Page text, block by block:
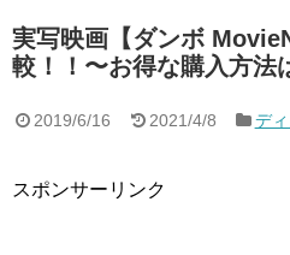
実写映画【ダンボ
較！！〜お得な購入方法
2019/6/16 2021/4/8 デ
スポンサーリンク